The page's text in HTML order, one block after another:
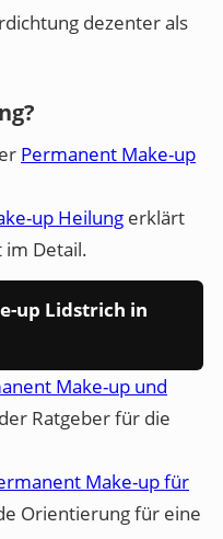
dezenter als
Permanent Make-up
up Heilung erklärt
im Detail.
up Lidstrich in
Make-up und
Ratgeber für die
Make-up für
Orientierung für eine